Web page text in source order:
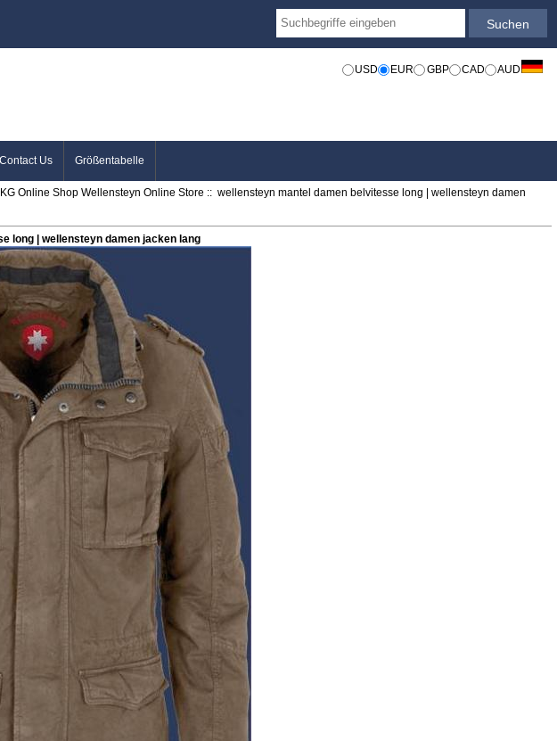
USD EUR GBP CAD AUD
Contact Us Größentabelle
Online Shop Wellensteyn Online Store :: wellensteyn mantel damen belvitesse long | wellensteyn damen
long | wellensteyn damen jacken lang